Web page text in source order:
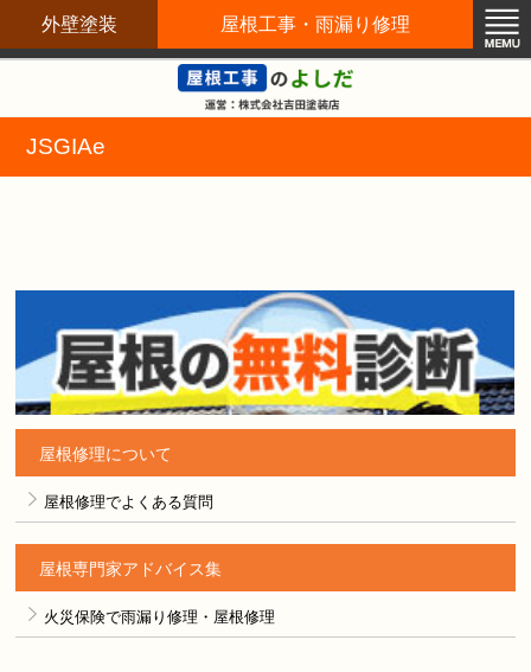
外壁塗装 屋根工事・雨漏り修理
JSGIAe
屋根修理について
屋根修理でよくある質問
屋根専門家アドバイス集
火災保険で雨漏り修理・屋根修理